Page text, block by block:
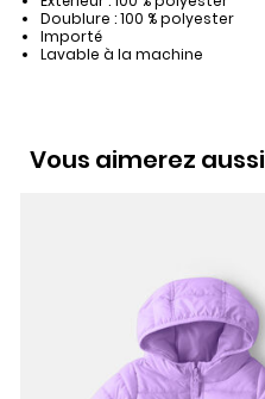
Doublure : 100 % polyester
Importé
Lavable à la machine
Vous aimerez aussi